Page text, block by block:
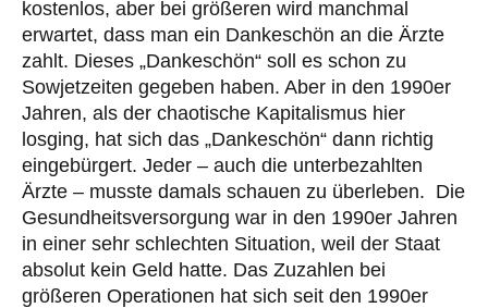
kostenlos, aber bei größeren wird manchmal
erwartet, dass man ein Dankeschön an die Ärzte
zahlt. Dieses „Dankeschön“ soll es schon zu
Sowjetzeiten gegeben haben. Aber in den 1990er
Jahren, als der chaotische Kapitalismus hier
losging, hat sich das „Dankeschön“ dann richtig
eingebürgert. Jeder – auch die unterbezahlten
Ärzte – musste damals schauen zu überleben. Die
Gesundheitsversorgung war in den 1990er Jahren
in einer sehr schlechten Situation, weil der Staat
absolut kein Geld hatte. Das Zuzahlen bei
größeren Operationen hat sich seit den 1990er